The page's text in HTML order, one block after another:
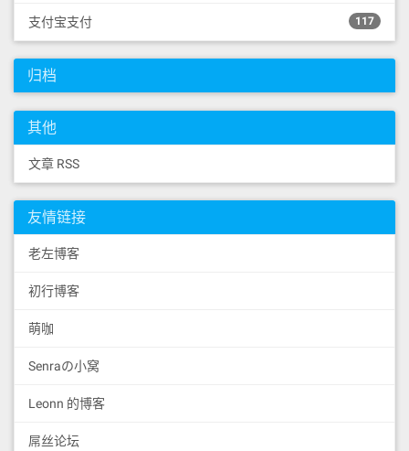
支付宝支付 117
归档
其他
文章 RSS
友情链接
老左博客
初行博客
萌咖
Senraの小窝
Leonn 的博客
屌丝论坛